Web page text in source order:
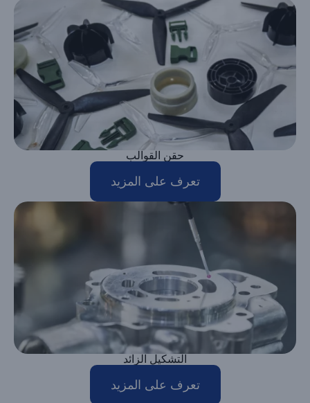
حقن القوالب
تعرف على المزيد
التشكيل الزائد
تعرف على المزيد